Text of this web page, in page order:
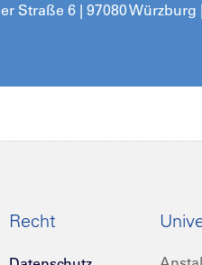
Straße 6 | 97080 Würzburg
Recht